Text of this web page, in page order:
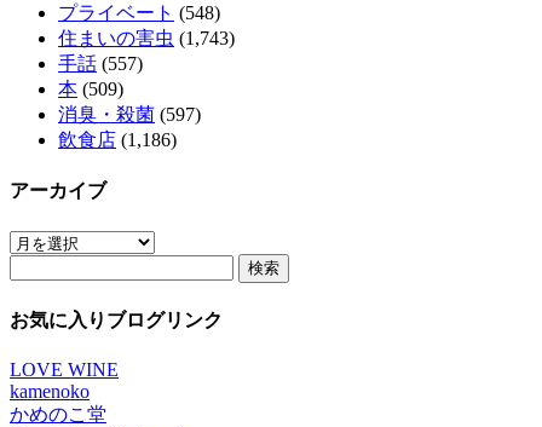
プライベート (548)
住まいの害虫 (1,743)
手話 (557)
本 (509)
消臭・殺菌 (597)
飲食店 (1,186)
アーカイブ
ア
イ
お気に入りブログリンク
LOVE WINE
kamenoko
かめのこ堂